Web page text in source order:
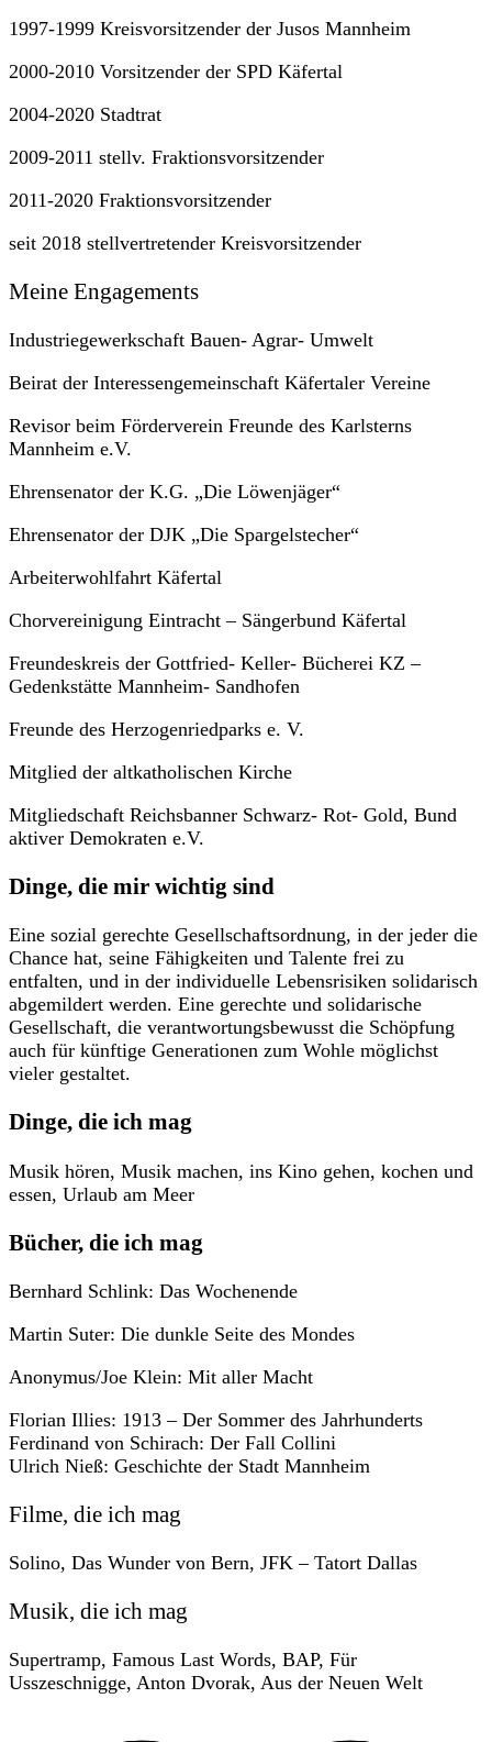
1997-1999 Kreisvorsitzender der Jusos Mannheim
2000-2010 Vorsitzender der SPD Käfertal
2004-2020 Stadtrat
2009-2011 stellv. Fraktionsvorsitzender
2011-2020 Fraktionsvorsitzender
seit 2018 stellvertretender Kreisvorsitzender
Meine Engagements
Industriegewerkschaft Bauen- Agrar- Umwelt
Beirat der Interessengemeinschaft Käfertaler Vereine
Revisor beim Förderverein Freunde des Karlsterns
Mannheim e.V.
Ehrensenator der K.G. „Die Löwenjäger“
Ehrensenator der DJK „Die Spargelstecher“
Arbeiterwohlfahrt Käfertal
Chorvereinigung Eintracht – Sängerbund Käfertal
Freundeskreis der Gottfried- Keller- Bücherei KZ –
Gedenkstätte Mannheim- Sandhofen
Freunde des Herzogenriedparks e. V.
Mitglied der altkatholischen Kirche
Mitgliedschaft Reichsbanner Schwarz- Rot- Gold, Bund
aktiver Demokraten e.V.
Dinge, die mir wichtig sind
Eine sozial gerechte Gesellschaftsordnung, in der jeder die
Chance hat, seine Fähigkeiten und Talente frei zu
entfalten, und in der individuelle Lebensrisiken solidarisch
abgemildert werden. Eine gerechte und solidarische
Gesellschaft, die verantwortungsbewusst die Schöpfung
auch für künftige Generationen zum Wohle möglichst
vieler gestaltet.
Dinge, die ich mag
Musik hören, Musik machen, ins Kino gehen, kochen und
essen, Urlaub am Meer
Bücher, die ich mag
Bernhard Schlink: Das Wochenende
Martin Suter: Die dunkle Seite des Mondes
Anonymus/Joe Klein: Mit aller Macht
Florian Illies: 1913 – Der Sommer des Jahrhunderts
Ferdinand von Schirach: Der Fall Collini
Ulrich Nieß: Geschichte der Stadt Mannheim
Filme, die ich mag
Solino, Das Wunder von Bern, JFK – Tatort Dallas
Musik, die ich mag
Supertramp, Famous Last Words, BAP, Für
Usszeschnigge, Anton Dvorak, Aus der Neuen Welt